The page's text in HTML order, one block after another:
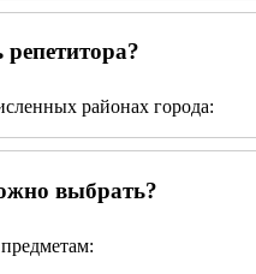
районах города:
выбрать?